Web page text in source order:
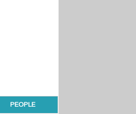
PEOPLE